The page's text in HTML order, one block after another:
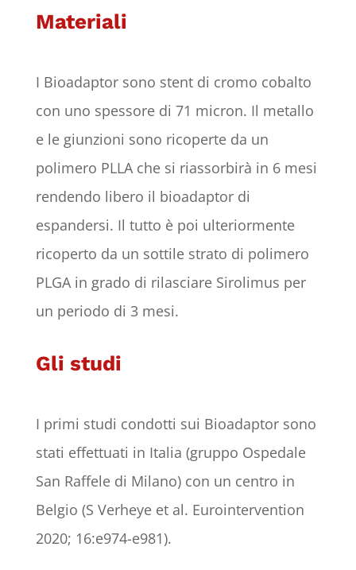
Materiali
I Bioadaptor sono stent di cromo cobalto
con uno spessore di 71 micron. Il metallo
e le giunzioni sono ricoperte da un
polimero PLLA che si riassorbirà in 6 mesi
rendendo libero il bioadaptor di
espandersi. Il tutto è poi ulteriormente
ricoperto da un sottile strato di polimero
PLGA in grado di rilasciare Sirolimus per
un periodo di 3 mesi.
Gli studi
I primi studi condotti sui Bioadaptor sono
stati effettuati in Italia (gruppo Ospedale
San Raffele di Milano) con un centro in
Belgio (S Verheye et al. Eurointervention
2020; 16:e974-e981).